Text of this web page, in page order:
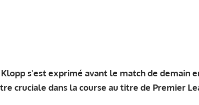
Klopp s'est exprimé avant le match de demain
cruciale dans la course au titre de Premier